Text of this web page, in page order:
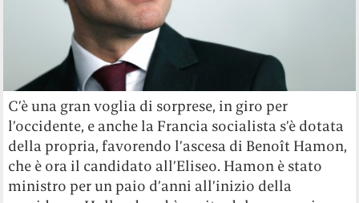
C’è una gran voglia di sorprese, in giro per
l’occidente, e anche la Francia socialista s’è dotata
della propria, favorendo l’ascesa di Benoît Hamon,
che è ora il candidato all’Eliseo. Hamon è stato
ministro per un paio d’anni all’inizio della